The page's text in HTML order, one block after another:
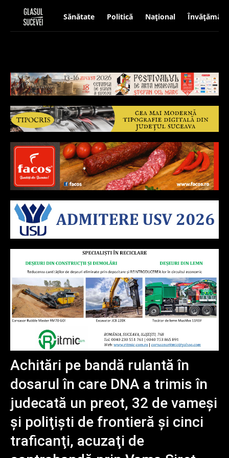
Sănătate Politică Național Învățământ
Achitări pe bandă rulantă în
dosarul în care DNA a trimis în
judecată un preot, 32 de vameşi
şi poliţişti de frontieră şi cinci
traficanţi, acuzaţi de